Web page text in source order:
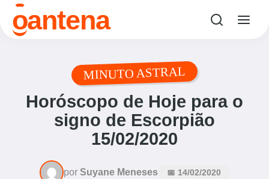
oantena
MINUTO ASTRAL
Horóscopo de Hoje para o
signo de Escorpião
15/02/2020
por Suyane Meneses 📅 14/02/2020